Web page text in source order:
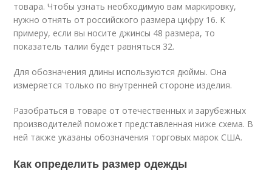
товара. Чтобы узнать необходимую вам маркировку,
нужно отнять от российского размера цифру 16. К
примеру, если вы носите джинсы 48 размера, то
показатель талии будет равняться 32.
Для обозначения длины используются дюймы. Она
измеряется только по внутренней стороне изделия.
Разобраться в товаре от отечественных и зарубежных
производителей поможет представленная ниже схема. В
ней также указаны обозначения торговых марок США.
Как определить размер одежды